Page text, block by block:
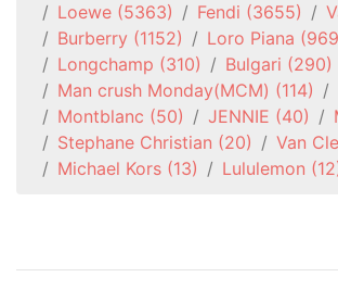
Loewe (5363) Fendi (3655)
Burberry (1152) Loro Piana
Longchamp (310) Bulgari (290)
Man crush Monday(MCM) (114)
Montblanc (50) JENNIE (40)
Stephane Christian (20) Van
Michael Kors (13) Lululemon